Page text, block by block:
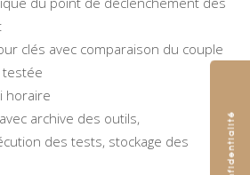
clés avec comparaison du couple
testée
horaire
archive des outils,
des tests, stockage des